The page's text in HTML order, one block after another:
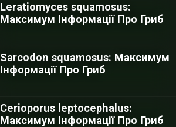
Leratiomyces squamosus:
Максимум Інформації Про Гриб
Sarcodon squamosus: Максимум
Інформації Про Гриб
Cerioporus leptocephalus:
Максимум Інформації Про Гриб